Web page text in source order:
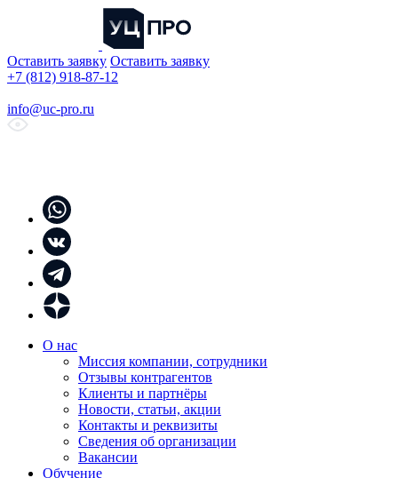
Оставить заявку Оставить заявку
+7 (812) 918-87-12
info@uc-pro.ru
О нас
Миссия компании, сотрудники
Отзывы контрагентов
Клиенты и партнёры
Новости, статьи, акции
Контакты и реквизиты
Сведения об организации
Вакансии
Обучение